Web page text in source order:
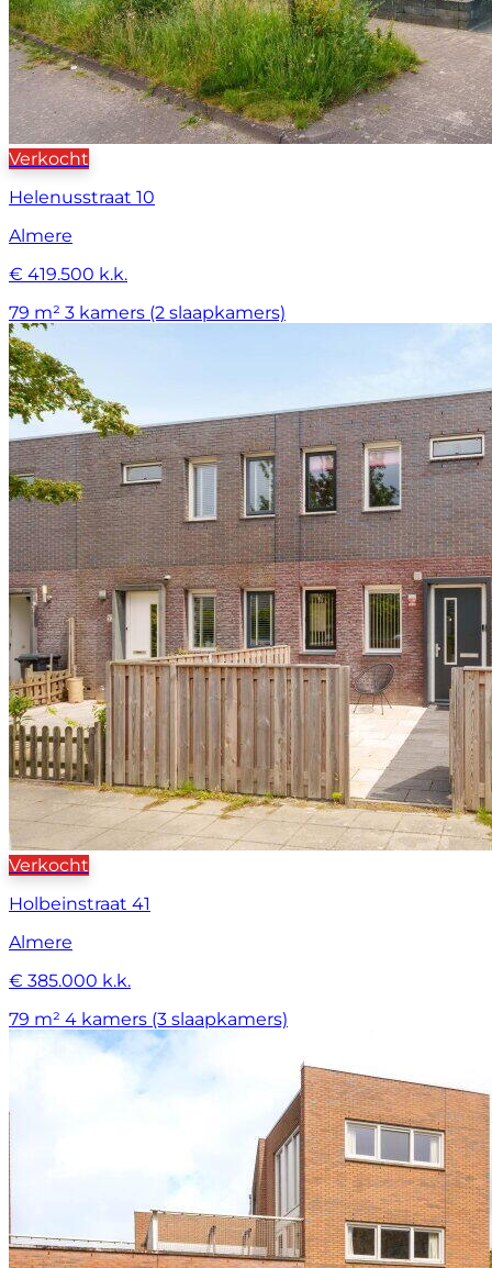
Verkocht
Helenusstraat 10
Almere
€ 419.500 k.k.
79 m² 3 kamers (2 slaapkamers)
Verkocht
Holbeinstraat 41
Almere
€ 385.000 k.k.
79 m² 4 kamers (3 slaapkamers)